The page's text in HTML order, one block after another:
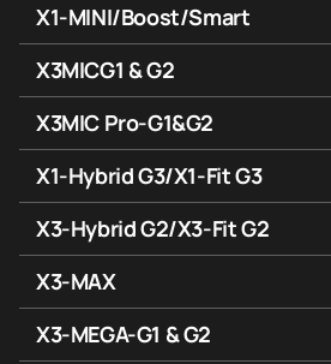
X1-MINI/Boost/Smart
X3MICG1 & G2
X3MIC Pro-G1&G2
X1-Hybrid G3/X1-Fit G3
X3-Hybrid G2/X3-Fit G2
X3-MAX
X3-MEGA-G1 & G2